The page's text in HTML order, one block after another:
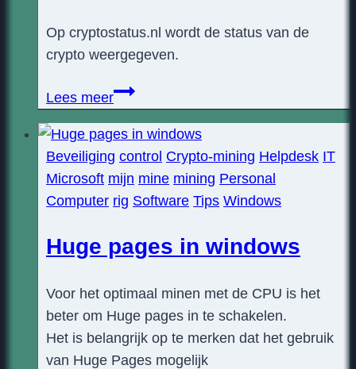
Op cryptostatus.nl wordt de status van de
crypto weergegeven.
Lees meerCryptostatus
Beveiliging control Crypto-mining Helpdesk IT
Microsoft mijn mine mining Personal
Computer rig Software Tips Windows
Huge pages in windows
Voor het optimaal minen met de CPU is het
beter om Huge pages in te schakelen.
Het is belangrijk op te merken dat het gebruik
van Huge Pages mogelijk